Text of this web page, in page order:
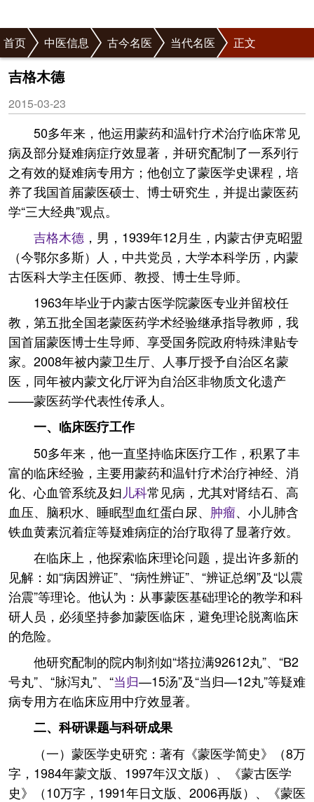
首页 中医信息 古今名医 当代名医 正文
吉格木德
2015-03-23
50多年来，他运用蒙药和温针疗术治疗临床常见
病及部分疑难病症疗效显著，并研究配制了一系列行
之有效的疑难病专用方；他创立了蒙医学史课程，培
养了我国首届蒙医硕士、博士研究生，并提出蒙医药
学“三大经典”观点。
吉格木德 ，男，1939年12月生，内蒙古伊克昭盟
（今鄂尔多斯）人，中共党员，大学本科学历，内蒙
古医科大学主任医师、教授、博士生导师。
1963年毕业于内蒙古医学院蒙医专业并留校任
教，第五批全国老蒙医药学术经验继承指导教师，我
国首届蒙医博士生导师、享受国务院政府特殊津贴专
家。2008年被内蒙卫生厅、人事厅授予自治区名蒙
医，同年被内蒙文化厅评为自治区非物质文化遗产
——蒙医药学代表性传承人。
一、临床医疗工作
50多年来，他一直坚持临床医疗工作，积累了丰
富的临床经验，主要用蒙药和温针疗术治疗神经、消
化、心血管系统及妇儿科常见病，尤其对肾结石、高
血压、脑积水、睡眠型血红蛋白尿、 肿瘤、小儿肺含
铁血黄素沉着症等疑难病症的治疗取得了显著疗效。
在临床上，他探索临床理论问题，提出许多新的
见解：如“病因辨证”、“病性辨证”、“辨证总纲”及“以震
治震”等理论。他认为：从事蒙医基础理论的教学和科
研人员，必须坚持参加蒙医临床，避免理论脱离临床
的危险。
他研究配制的院内制剂如“塔拉满92612丸”、“B2
号丸”、“脉泻丸”、“当归—15汤”及“当归—12丸”等疑难
病专用方在临床应用中疗效显著。
二、科研课题与科研成果
（一）蒙医学史研究：著有《蒙医学简史》（8万
字，1984年蒙文版、1997年汉文版）、《蒙古医学
史》（10万字，1991年日文版、2006再版）、《蒙医